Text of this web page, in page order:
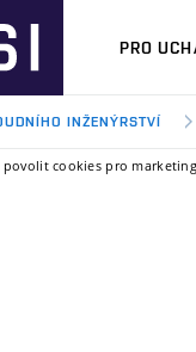
PRO
INŽENÝRSTVÍ
cookies pro